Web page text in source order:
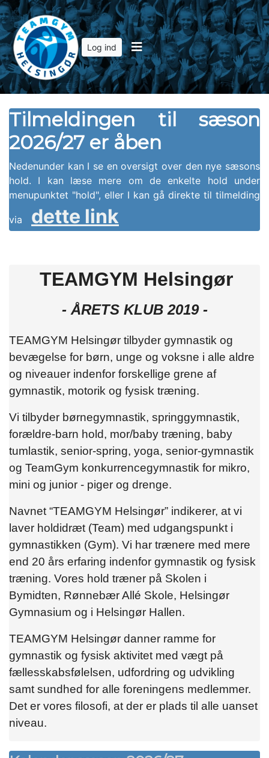
Log ind
Tilmeldingen til sæson
2026/27 er åben
Nedenunder kan I se en oversigt over den nye sæsons
hold. I kan læse mere om de enkelte hold under
menupunktet "hold", eller I kan gå direkte til tilmelding
via dette link
TEAMGYM Helsingør
- ÅRETS KLUB 2019 -
TEAMGYM Helsingør tilbyder gymnastik og
bevægelse for børn, unge og voksne i alle aldre
og niveauer indenfor forskellige grene af
gymnastik, motorik og fysisk træning.
Vi tilbyder børnegymnastik, springgymnastik,
forældre-barn hold, mor/baby træning, baby
tumlastik, senior-spring, yoga, senior-gymnastik
og TeamGym konkurrencegymnastik for mikro,
mini og junior - piger og drenge.
Navnet “TEAMGYM Helsingør” indikerer, at vi
laver holdidræt (Team) med udgangspunkt i
gymnastikken (Gym). Vi har trænere med mere
end 20 års erfaring indenfor gymnastik og fysisk
træning. Vores hold træner på Skolen i
Bymidten, Rønnebær Allé Skole, Helsingør
Gymnasium og i Helsingør Hallen.
TEAMGYM Helsingør danner ramme for
gymnastik og fysisk aktivitet med vægt på
fællesskabsfølelsen, udfordring og udvikling
samt sundhed for alle foreningens medlemmer.
Det er vores filosofi, at der er plads til alle uanset
niveau.